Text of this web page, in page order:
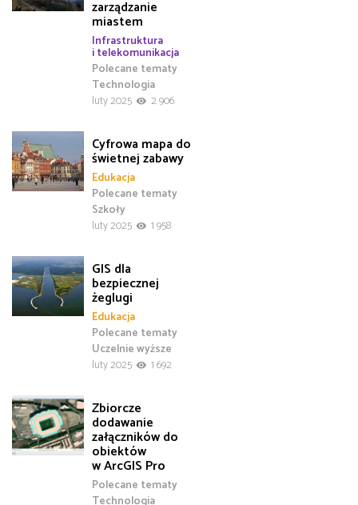
zarządzanie
miastem
Infrastruktura
i telekomunikacja
Polecane tematy
Technologia
luty 2025
2 906
Cyfrowa mapa do
świetnej zabawy
Edukacja
Polecane tematy
Szkoły
luty 2025
1 958
GIS dla
bezpiecznej
żeglugi
Edukacja
Polecane tematy
Uczelnie wyższe
luty 2025
1 692
Zbiorcze
dodawanie
załączników do
obiektów
w ArcGIS Pro
Polecane tematy
Technologia